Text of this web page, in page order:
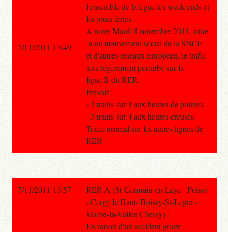
l'ensemble de la ligne les week-ends et
les jours feries.
A noter Mardi 8 novembre 2011, suite
`a un mouvement social de la SNCF
et d'autres reseaux Europeen, le trafic
sera legerement perturbe sur la
ligne B du RER.
Prevoir :
- 2 trains sur 3 aux heures de pointes.
- 3 trains sur 4 aux heures creuses.
Trafic normal sur les autres lignes de
RER
7/11/2011 13:49
7/11/2011 13:57
RER A (St-Germain-en-Laye - Poissy
- Cergy le Haut- Boissy-St-Leger -
Marne-la-Vallee Chessy) :
En raison d'un accident grave